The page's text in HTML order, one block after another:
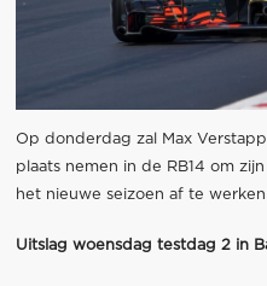
Op donderdag zal Max
plaats nemen in de RB14 om
het nieuwe seizoen af te werken.
Uitslag woensdag testdag 2 in